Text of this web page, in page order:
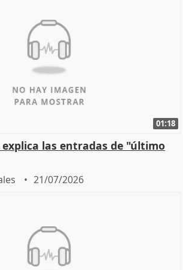
01:18
explica las entradas de "último
21/07/2026